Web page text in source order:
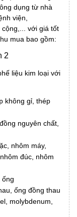
dụng từ nhà
viện,
với giá tốt
mua bao gồm:
2
liệu kim loại với
không gỉ, thép
nguyên chất,
nhôm máy,
đúc, nhôm
ống
ống đồng thau
molybdenum,